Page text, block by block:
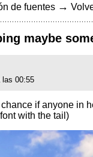
de fuentes →
maybe
las 00:55
chance if anyone in
with the tail)